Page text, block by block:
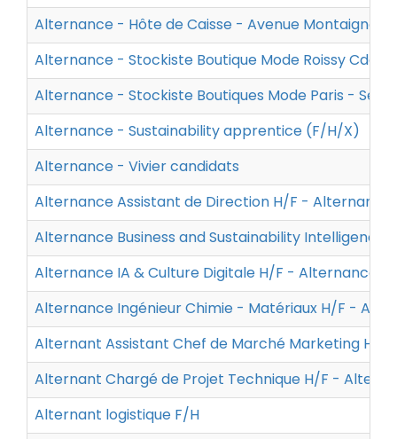
Alternance - Hôte de Caisse - Avenue Montaigne
Alternance - Stockiste Boutique Mode Roissy Cdg
Alternance - Stockiste Boutiques Mode Paris -
Alternance - Sustainability apprentice (F/H/X)
Alternance - Vivier candidats
Alternance Assistant de Direction H/F -
Alternance Business and Sustainability
Alternance IA & Culture Digitale H/F - Alternance -
Alternance Ingénieur Chimie - Matériaux H/F -
Alternant Assistant Chef de Marché Marketing H/
Alternant Chargé de Projet Technique H/F -
Alternant logistique F/H